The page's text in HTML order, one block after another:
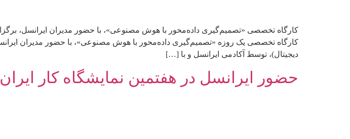
دیجیتال)، توسط آکادمی ایرانسل و با […]
حضور ایرانسل در هفتمین نمایشگاه کار ایران